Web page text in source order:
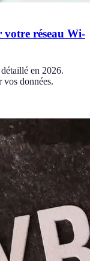
votre réseau Wi-
en 2026.
vos données.